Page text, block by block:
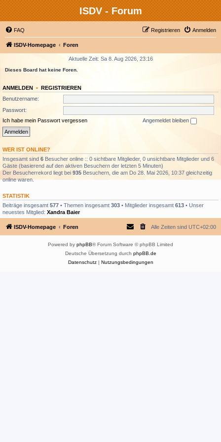
ISDV - Forum
FAQ Anmelden
Registrieren
ISDV-Homepage Foren
Aktuelle Zeit: Sa 8. Aug 2026, 23:16
Dieses Board hat keine Foren.
ANMELDEN • REGISTRIEREN
Benutzername:
Passwort:
Ich habe mein Passwort vergessen
Angemeldet bleiben
WER IST ONLINE?
Insgesamt sind 6 Besucher online :: 0 sichtbare Mitglieder, 0 unsichtbare Mitglieder und 6
Gäste (basierend auf den aktiven Besuchern der letzten 5 Minuten)
Der Besucherrekord liegt bei 935 Besuchern, die am Do 28. Mai 2026, 10:37 gleichzeitig
online waren.
STATISTIK
Beiträge insgesamt 577 • Themen insgesamt 303 • Mitglieder insgesamt 613 • Unser
neuestes Mitglied: Xandra Baier
ISDV-Homepage Foren Alle Zeiten sind UTC+02:00
Powered by phpBB® Forum Software © phpBB Limited
Deutsche Übersetzung durch phpBB.de
Datenschutz| Nutzungsbedingungen